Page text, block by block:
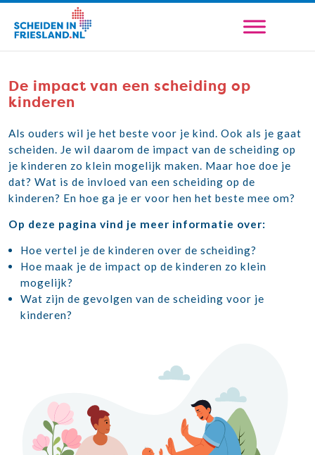
De impact van een scheiding op
kinderen
Als ouders wil je het beste voor je kind. Ook als je gaat
scheiden. Je wil daarom de impact van de scheiding op
je kinderen zo klein mogelijk maken. Maar hoe doe je
dat? Wat is de invloed van een scheiding op de
kinderen? En hoe ga je er voor hen het beste mee om?
Op deze pagina vind je meer informatie over:
Hoe vertel je de kinderen over de scheiding?
Hoe maak je de impact op de kinderen zo klein
mogelijk?
Wat zijn de gevolgen van de scheiding voor je
kinderen?